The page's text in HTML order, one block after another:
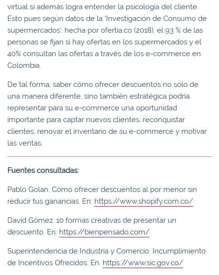
virtual si además logra entender la psicología del cliente.
Esto pues según datos de la ‘Investigación de Consumo de
supermercados’, hecha por ofertia.co (2018), el 93 % de las
personas se fijan si hay ofertas en los supermercados y el
40% consultan las ofertas a través de los e-commerce en
Colombia.
De tal forma, saber cómo ofrecer descuentos no solo de
una manera diferente, sino también estratégica podría
representar para su e-commerce una oportunidad
importante para captar nuevos clientes, reconquistar
clientes, renovar el inventario de su e-commerce y motivar
las ventas.
Fuentes consultadas:
Pablo Golan. Cómo ofrecer descuentos al por menor sin
reducir tus ganancias. En: https://www.shopify.com.co/
David Gómez. 10 formas creativas de presentar un
descuento. En: https://bienpensado.com/
Superintendencia de Industria y Comercio. Incumplimiento
de Incentivos Ofrecidos. En: https://www.sic.gov.co/